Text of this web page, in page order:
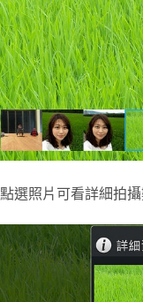
點選照片可看詳細拍